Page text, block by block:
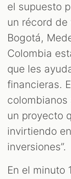
el supuesto
un récord de
Bogotá,
Colombia
que les
financieras.
un proyecto
invirtiendo
inversiones”.
En el minuto